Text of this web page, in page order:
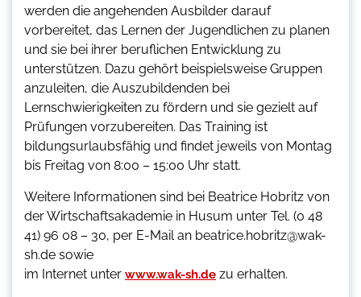
werden die angehenden Ausbilder darauf
vorbereitet, das Lernen der Jugendlichen zu planen
und sie bei ihrer beruflichen Entwicklung zu
unterstützen. Dazu gehört beispielsweise Gruppen
anzuleiten, die Auszubildenden bei
Lernschwierigkeiten zu fördern und sie gezielt auf
Prüfungen vorzubereiten. Das Training ist
bildungsurlaubsfähig und findet jeweils von Montag
bis Freitag von 8:00 – 15:00 Uhr statt.
Weitere Informationen sind bei Beatrice Hobritz von
der Wirtschaftsakademie in Husum unter Tel. (0 48
41) 96 08 – 30, per E-Mail an beatrice.hobritz@wak-
sh.de sowie
im Internet unter www.wak-sh.de zu erhalten.